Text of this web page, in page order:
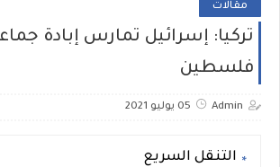
مقالات
تركيا: إسرائيل تمارس إبادة
فلسطين
Admin 05 يوليو 2021
التنقل السريع